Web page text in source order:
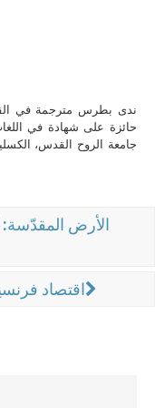
ندى بطرس مترجمة في
حائزة على شهادة في
جامعة الروح القدس،
الأرض المقدّسة:
اقتصاد